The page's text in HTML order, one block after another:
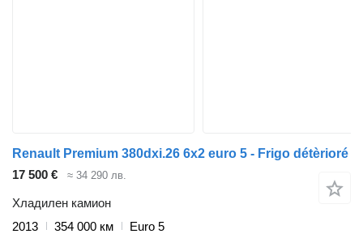
Renault Premium 380dxi.26 6x2 euro 5 - Frigo détèrioré
17 500 €
≈ 34 290 лв.
Хладилен камион
2013
354 000 км
Euro 5